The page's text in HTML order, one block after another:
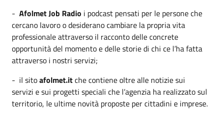
- Afolmet Job Radio i podcast pensati per le persone che
cercano lavoro o desiderano cambiare la propria vita
professionale attraverso il racconto delle concrete
opportunità del momento e delle storie di chi ce l’ha fatta
attraverso i nostri servizi;
- il sitoafolmet.itche contiene oltre alle notizie sui
servizi e sui progetti speciali che l’agenzia ha realizzato sul
territorio, le ultime novità proposte per cittadini e imprese.